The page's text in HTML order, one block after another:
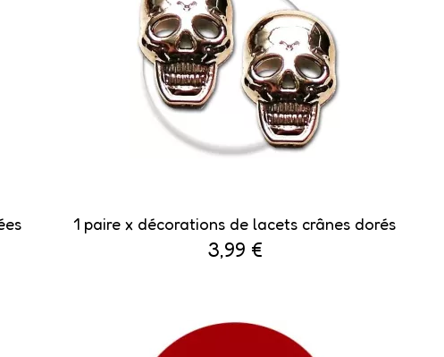
1 paire x ​décorations de lacets crânes dorés
3,99 €